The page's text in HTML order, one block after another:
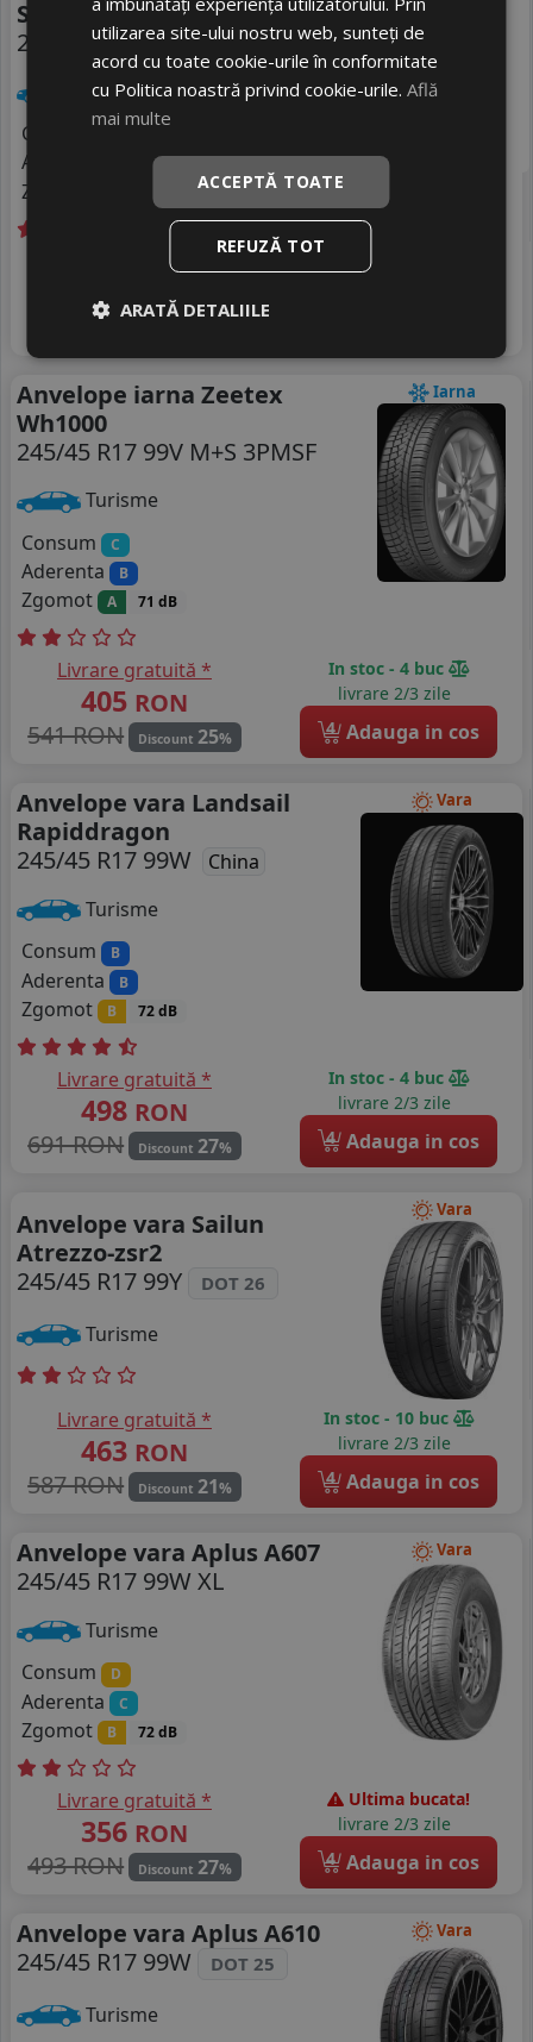
Sv-3
245/45 R17 99V
Turisme
Consum
Aderenta
Zgomot
Livrare gratuită *
567
RON
759 RON
In stoc - peste 12 buc
Iarna
Anvelope iarna Zeetex
Wh1000
245/45 R17 99V M+S 3PMSF
Turisme
Consum
C
Aderenta B
Zgomot A 71 dB
Livrare gratuită *
405 RON
541 RON
Discount 25%
In stoc - 4 buc
livrare 2/3 zile
4 Adauga in cos
Vara
Anvelope vara Landsail
Rapiddragon
245/45 R17 99W
China
Turisme
Consum
B
Aderenta B
Zgomot B 72 dB
Livrare gratuită *
498 RON
691 RON
Discount 27%
In stoc - 4 buc
livrare 2/3 zile
4 Adauga in cos
Vara
Anvelope vara Sailun
Atrezzo-zsr2
245/45 R17 99Y
DOT 26
Turisme
Livrare gratuită *
463 RON
587 RON
Discount 21%
In stoc - 10 buc
livrare 2/3 zile
4 Adauga in cos
Vara
Anvelope vara Aplus A607
245/45 R17 99W XL
Turisme
Consum
D
Aderenta C
Zgomot B 72 dB
Livrare gratuită *
356 RON
493 RON
Discount 27%
Ultima bucata!
livrare 2/3 zile
4 Adauga in cos
Vara
Anvelope vara Aplus A610
245/45 R17 99W
DOT 25
Turisme
utilizarea site-ului nostru web, sunteți de
acord cu toate cookie-urile în conformitate
cu Politica noastră privind cookie-urile.Află
mai multe
ACCEPTĂ TOATE
REFUZĂ TOT
ARATĂ DETALIILE